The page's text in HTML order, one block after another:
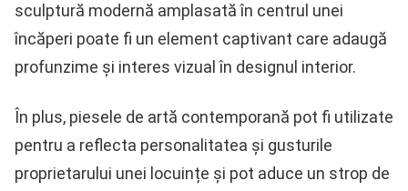
sculptură modernă amplasată în centrul unei
încăperi poate fi un element captivant care adaugă
profunzime și interes vizual în designul interior.
În plus, piesele de artă contemporană pot fi utilizate
pentru a reflecta personalitatea și gusturile
proprietarului unei locuințe și pot aduce un strop de